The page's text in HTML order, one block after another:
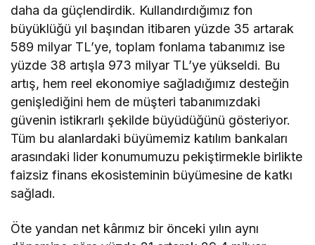
daha da güçlendirdik. Kullandırdığımız fon
büyüklüğü yıl başından itibaren yüzde 35 artarak
589 milyar TL’ye, toplam fonlama tabanımız ise
yüzde 38 artışla 973 milyar TL’ye yükseldi. Bu
artış, hem reel ekonomiye sağladığımız desteğin
genişlediğini hem de müşteri tabanımızdaki
güvenin istikrarlı şekilde büyüdüğünü gösteriyor.
Tüm bu alanlardaki büyümemiz katılım bankaları
arasındaki lider konumumuzu pekiştirmekle birlikte
faizsiz finans ekosisteminin büyümesine de katkı
sağladı.
Öte yandan net kârımız bir önceki yılın aynı